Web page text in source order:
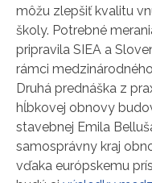
môžu zlepšiť kvalitu
školy. Potrebné
pripravila SIEA a
rámci
Druhá prednáška z
hĺbkovej obnovy
stavebnej Emila
samosprávny kraj
vďaka európskemu